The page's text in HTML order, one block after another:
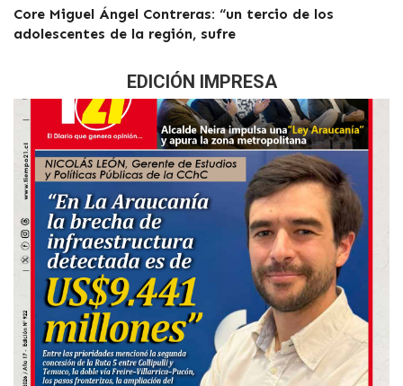
Core Miguel Ángel Contreras: “un tercio de los
adolescentes de la región, sufre
EDICIÓN IMPRESA